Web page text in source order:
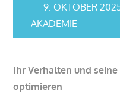
9. OKTOBER
AKADEMIE
Ihr Verhalten und
optimieren